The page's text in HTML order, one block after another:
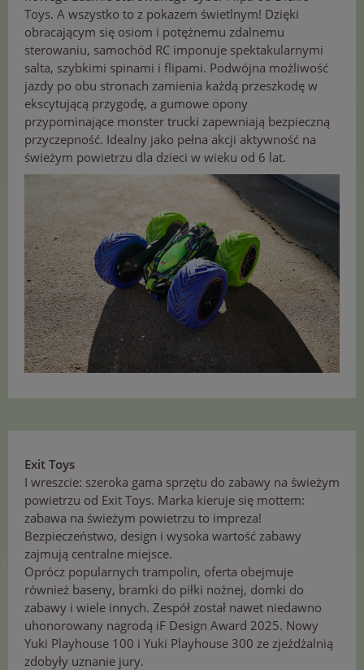
Toys. A wszystko to z pokazem świetlnym! Dzięki
obracającym się osiom i potężnemu zdalnemu
sterowaniu, samochód RC imponuje spektakularnymi
salta, szybkimi spinami i flipami. Podwójna możliwość
jazdy po obu stronach zamienia każdą przeszkodę w
ekscytującą przygodę, a gumowe opony
przypominające monster trucki zapewniają bezpieczną
przyczepność. Idealny jako pełna akcji aktywność na
świeżym powietrzu dla dzieci w wieku od 6 lat.
Exit Toys
I wreszcie: szeroka gama sprzętu do zabawy na świeżym
powietrzu od Exit Toys. Marka kieruje się mottem:
zabawa na świeżym powietrzu to impreza!
Bezpieczeństwo, design i wysoka wartość zabawy
zajmują centralne miejsce.
Oprócz popularnych trampolin, oferta obejmuje
również baseny, bramki do piłki nożnej, domki do
zabawy i wiele innych. Zespół został nawet niedawno
uhonorowany nagrodą iF Design Award 2025. Nowy
Yuki Playhouse 100 i Yuki Playhouse 300 ze zjeżdżalnią
zdobyły uznanie jury.